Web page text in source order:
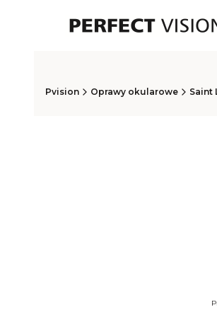
Pvision Oprawy okularowe Saint